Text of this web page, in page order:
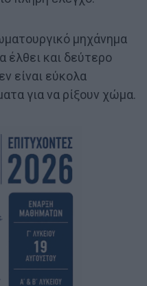
μηχάνημα
έλθει και δεύτερο
είναι εύκολα
για να ρίξουν χώμα.